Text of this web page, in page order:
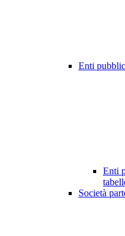
Enti
Enti
Società